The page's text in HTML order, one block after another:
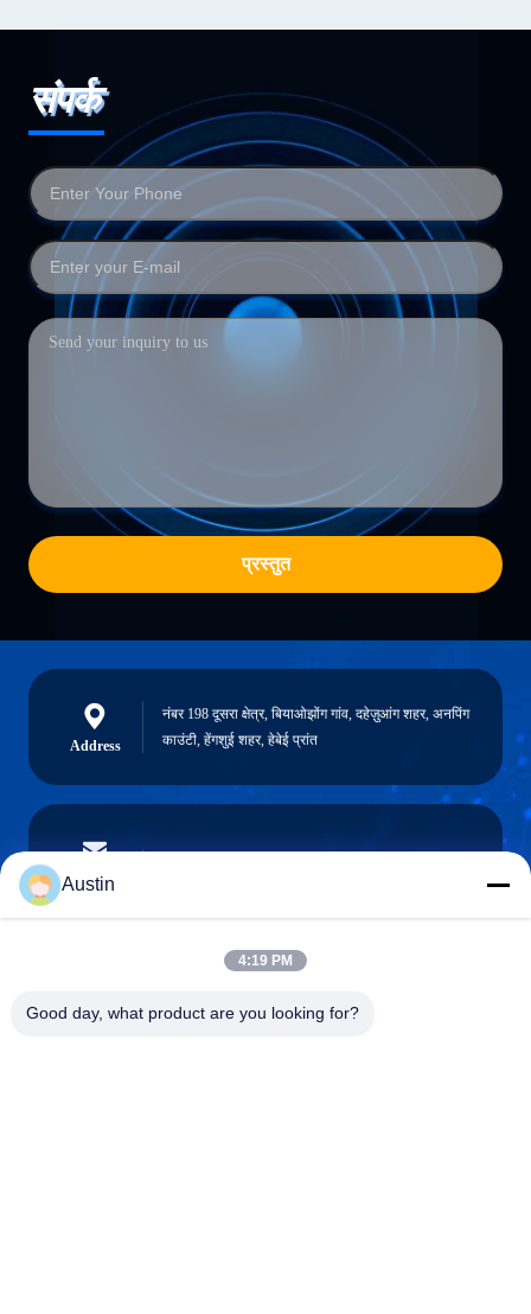
संपर्क
प्रस्तुत
Address
नंबर 198 दूसरा क्षेत्र, बियाओझोंग गांव, दहेज़ुआंग शहर, अनपिंग
काउंटी, हेंगशुई शहर, हेबेई प्रांत
E-mail
Phone
Austin
4:19 PM
Good day, what product are you looking for?